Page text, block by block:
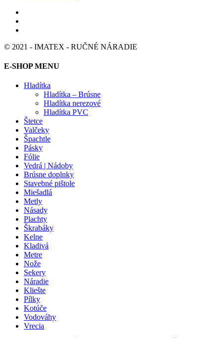
© 2021 - IMATEX - RUČNÉ NÁRADIE
E-SHOP MENU
Hladítka
Hladítka – Brúsne
Hladítka nerezové
Hladítka PVC
Štetce
Valčeky
Špachtle
Pásky
Fólie
Vedrá | Nádoby
Brúsne doplnky
Stavebné pištole
Miešadlá
Metly
Násady
Plachty
Škrabáky
Kelne
Kladivá
Metre
Nože
Sekery
Náradie
Kliešte
Pílky
Kotúče
Vodováhy
Vrecia